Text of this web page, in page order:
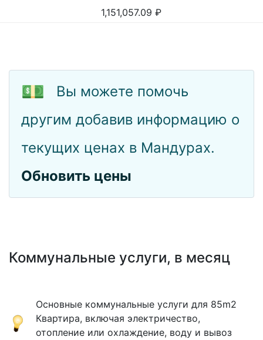
1,151,057.09 ₽
💵
Вы можете помочь
другим добавив информацию о
текущих ценах в Мандурах.
Обновить цены
Коммунальные услуги, в месяц
Основные коммунальные услуги для 85m2
Квартира, включая электричество,
отопление или охлаждение, воду и вывоз